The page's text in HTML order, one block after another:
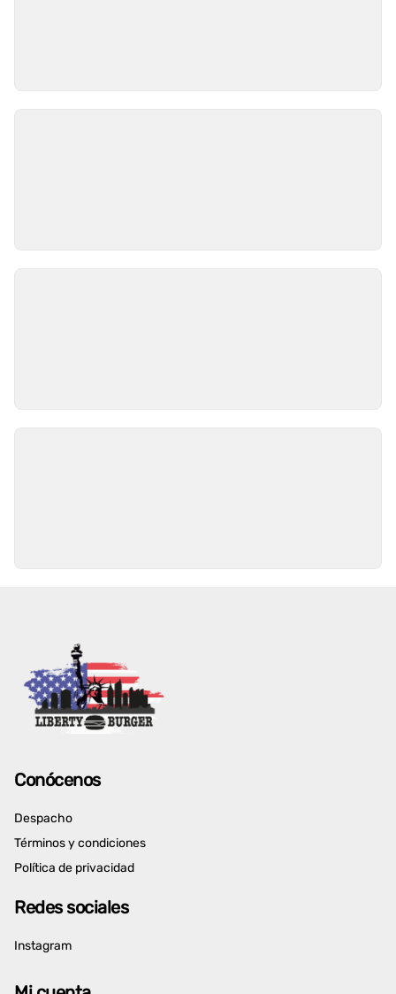
Conócenos
Despacho
Términos y condiciones
Política de privacidad
Redes sociales
Instagram